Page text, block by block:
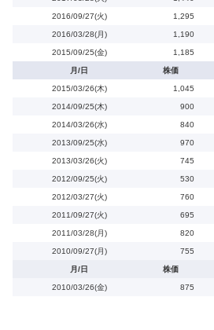
2016/09/27(火) 1,295
2016/03/28(月) 1,190
2015/09/25(金) 1,185
月/日 株価
2015/03/26(木) 1,045
2014/09/25(木) 900
2014/03/26(水) 840
2013/09/25(水) 970
2013/03/26(火) 745
2012/09/25(火) 530
2012/03/27(火) 760
2011/09/27(火) 695
2011/03/28(月) 820
2010/09/27(月) 755
月/日 株価
2010/03/26(金) 875